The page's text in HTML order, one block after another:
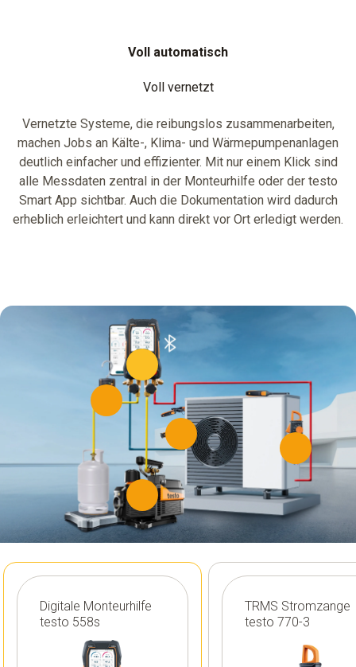
Voll automatisch
Voll vernetzt
Vernetzte Systeme, die reibungslos zusammenarbeiten,
machen Jobs an Kälte-, Klima- und Wärmepumpenanlagen
deutlich einfacher und effizienter. Mit nur einem Klick sind
alle Messdaten zentral in der Monteurhilfe oder der testo
Smart App sichtbar. Auch die Dokumentation wird dadurch
erheblich erleichtert und kann direkt vor Ort erledigt werden.
Digitale Monteurhilfe
testo 558s
TRMS Stromzange
testo 770-3